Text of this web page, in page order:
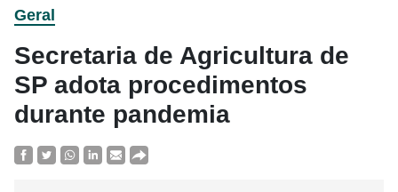
Geral
Secretaria de Agricultura de
SP adota procedimentos
durante pandemia